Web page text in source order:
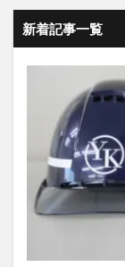
新着記事一覧